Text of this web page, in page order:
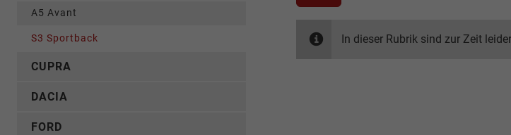
In dieser Rubrik sind zur Zeit
A5 Avant
S3 Sportback
CUPRA
DACIA
FORD